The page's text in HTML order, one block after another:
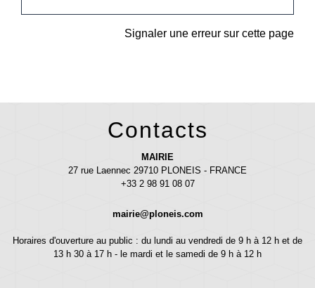
Signaler une erreur sur cette page
Contacts
MAIRIE
27 rue Laennec 29710 PLONEIS - FRANCE
+33 2 98 91 08 07
mairie@ploneis.com
Horaires d'ouverture au public : du lundi au vendredi de 9 h à 12 h et de
13 h 30 à 17 h - le mardi et le samedi de 9 h à 12 h